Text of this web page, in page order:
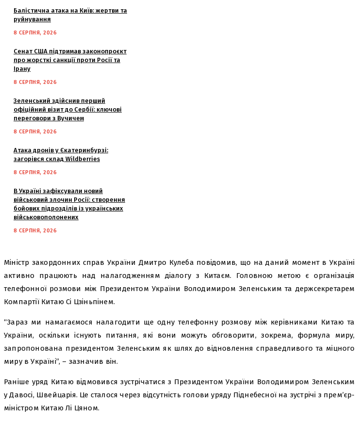
Балістична атака на Київ: жертви та
руйнування
8 СЕРПНЯ, 2026
Сенат США підтримав законопроєкт
про жорсткі санкції проти Росії та
Ірану
8 СЕРПНЯ, 2026
Зеленський здійснив перший
офіційний візит до Сербії: ключові
переговори з Вучичем
8 СЕРПНЯ, 2026
Атака дронів у Єкатеринбурзі:
загорівся склад Wildberries
8 СЕРПНЯ, 2026
В Україні зафіксували новий
військовий злочин Росії: створення
бойових підрозділів із українських
військовополонених
8 СЕРПНЯ, 2026
Міністр закордонних справ України Дмитро Кулеба повідомив, що на даний момент в Україні
активно працюють над налагодженням діалогу з Китаєм. Головною метою є організація
телефонної розмови між Президентом України Володимиром Зеленським та держсекретарем
Компартії Китаю Сі Цзіньпінем.
“Зараз ми намагаємося налагодити ще одну телефонну розмову між керівниками Китаю та
України, оскільки існують питання, які вони можуть обговорити, зокрема, формула миру,
запропонована президентом Зеленським як шлях до відновлення справедливого та міцного
миру в Україні”, – зазначив він.
Раніше уряд Китаю відмовився зустрічатися з Президентом України Володимиром Зеленським
у Давосі, Швейцарія. Це сталося через відсутність голови уряду Піднебесної на зустрічі з прем’єр-
міністром Китаю Лі Цяном.